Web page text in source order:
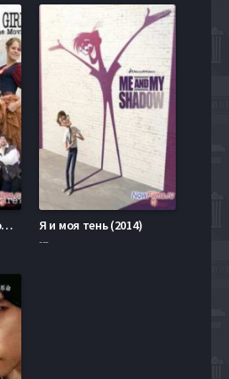
Девушка эпохи возрождения (2016) Я и моя тень (2014)
---